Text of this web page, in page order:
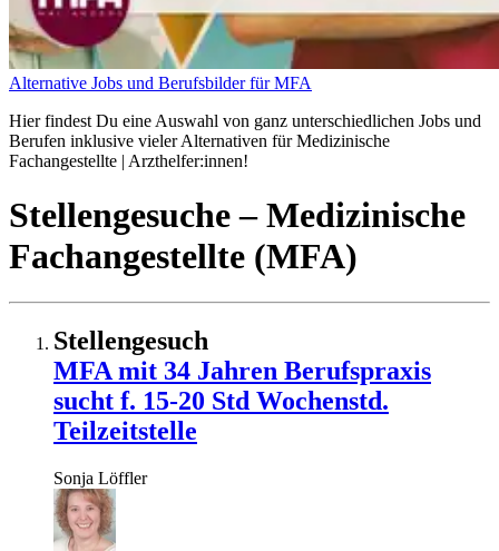
Alternative Jobs und Berufsbilder für MFA
Hier findest Du eine Auswahl von ganz unterschiedlichen Jobs und
Berufen inklusive vieler Alternativen für Medizinische
Fachangestellte | Arzthelfer:innen!
Stellengesuche– Medizinische
Fachangestellte (MFA)
Stellengesuch
MFA mit 34 Jahren Berufspraxis
sucht f. 15-20 Std Wochenstd.
Teilzeitstelle
Sonja Löffler